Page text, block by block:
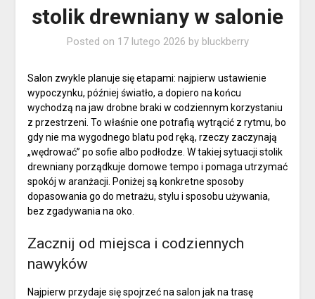
stolik drewniany w salonie
Posted on 17 lutego 2026 by bluckberry
Salon zwykle planuje się etapami: najpierw ustawienie
wypoczynku, później światło, a dopiero na końcu
wychodzą na jaw drobne braki w codziennym korzystaniu
z przestrzeni. To właśnie one potrafią wytrącić z rytmu, bo
gdy nie ma wygodnego blatu pod ręką, rzeczy zaczynają
„wędrować” po sofie albo podłodze. W takiej sytuacji stolik
drewniany porządkuje domowe tempo i pomaga utrzymać
spokój w aranżacji. Poniżej są konkretne sposoby
dopasowania go do metrażu, stylu i sposobu używania,
bez zgadywania na oko.
Zacznij od miejsca i codziennych
nawyków
Najpierw przydaje się spojrzeć na salon jak na trasę